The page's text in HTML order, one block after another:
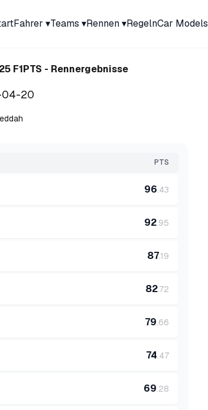
Fahrer ▾Teams ▾Rennen▾RegelnCar Models
F1PTS - Rennergebnisse
20
PTS
96.43
92.95
87.19
82.72
79.66
74.47
69.28